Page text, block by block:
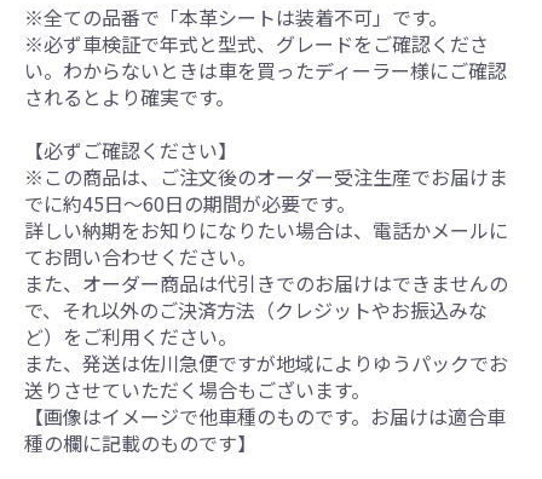
※全ての品番で「本革シートは装着不可」です。
※必ず車検証で年式と型式、グレードをご確認くださ
い。わからないときは車を買ったディーラー様にご確認
されるとより確実です。
【必ずご確認ください】
※この商品は、ご注文後のオーダー受注生産でお届けま
でに約45日～60日の期間が必要です。
詳しい納期をお知りになりたい場合は、電話かメールに
てお問い合わせください。
また、オーダー商品は代引きでのお届けはできませんの
で、それ以外のご決済方法（クレジットやお振込みな
ど）をご利用ください。
また、発送は佐川急便ですが地域によりゆうパックでお
送りさせていただく場合もございます。
【画像はイメージで他車種のものです。お届けは適合車
種の欄に記載のものです】